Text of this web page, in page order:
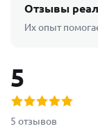
Отзывы
Их опыт
5
5 отзывов